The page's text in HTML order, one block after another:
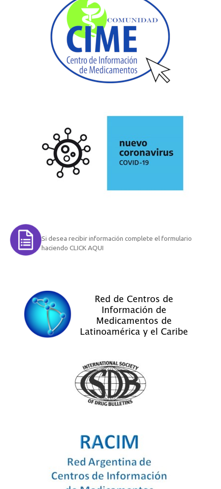
Si desea recibir información complete el formulario
haciendo CLICK AQUI